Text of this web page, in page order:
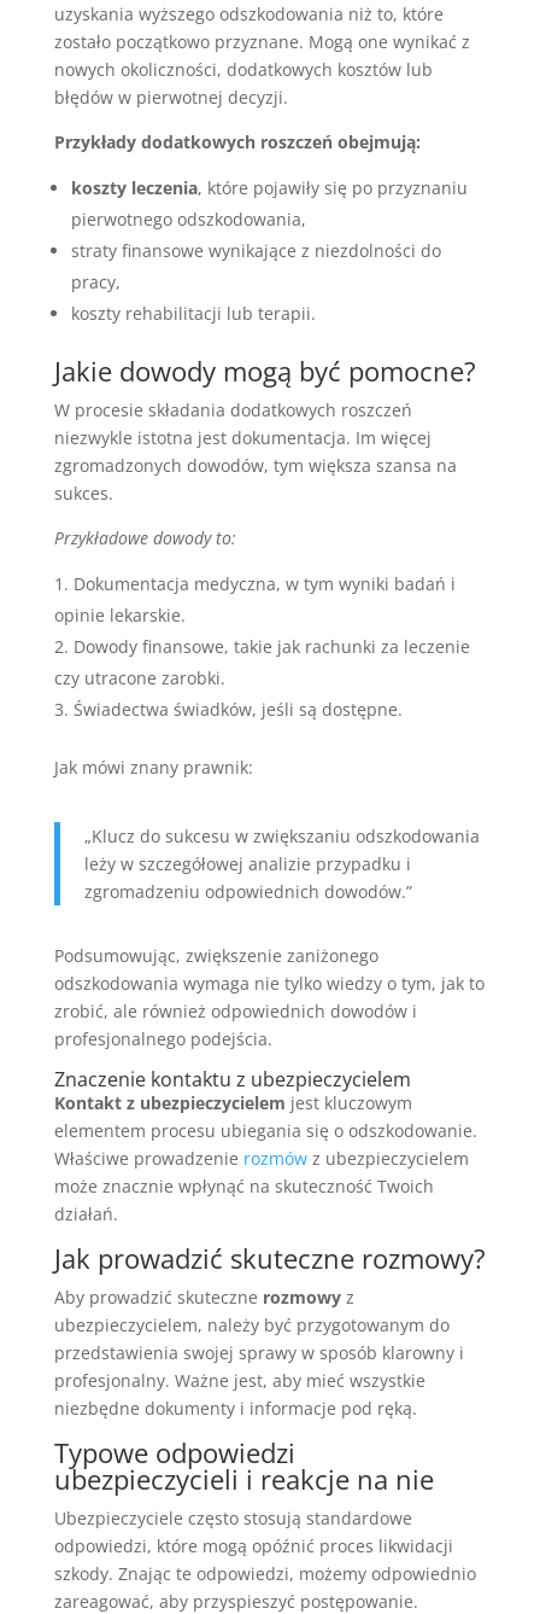
uzyskania wyższego odszkodowania niż to, które
zostało początkowo przyznane. Mogą one wynikać z
nowych okoliczności, dodatkowych kosztów lub
błędów w pierwotnej decyzji.
Przykłady dodatkowych roszczeń obejmują:
koszty leczenia, które pojawiły się po przyznaniu
pierwotnego odszkodowania,
straty finansowe wynikające z niezdolności do
pracy,
koszty rehabilitacji lub terapii.
Jakie dowody mogą być pomocne?
W procesie składania dodatkowych roszczeń
niezwykle istotna jest dokumentacja. Im więcej
zgromadzonych dowodów, tym większa szansa na
sukces.
Przykładowe dowody to:
Dokumentacja medyczna, w tym wyniki badań i
opinie lekarskie.
Dowody finansowe, takie jak rachunki za leczenie
czy utracone zarobki.
Świadectwa świadków, jeśli są dostępne.
Jak mówi znany prawnik:
„Klucz do sukcesu w zwiększaniu odszkodowania
leży w szczegółowej analizie przypadku i
zgromadzeniu odpowiednich dowodów.”
Podsumowując, zwiększenie zaniżonego
odszkodowania wymaga nie tylko wiedzy o tym, jak to
zrobić, ale również odpowiednich dowodów i
profesjonalnego podejścia.
Znaczenie kontaktu z ubezpieczycielem
Kontakt z ubezpieczycielem jest kluczowym
elementem procesu ubiegania się o odszkodowanie.
Właściwe prowadzenie rozmówz ubezpieczycielem
może znacznie wpłynąć na skuteczność Twoich
działań.
Jak prowadzić skuteczne rozmowy?
Aby prowadzić skuteczne rozmowyz
ubezpieczycielem, należy być przygotowanym do
przedstawienia swojej sprawy w sposób klarowny i
profesjonalny. Ważne jest, aby mieć wszystkie
niezbędne dokumenty i informacje pod ręką.
Typowe odpowiedzi
ubezpieczycieli i reakcje na nie
Ubezpieczyciele często stosują standardowe
odpowiedzi, które mogą opóźnić proces likwidacji
szkody. Znając te odpowiedzi, możemy odpowiednio
zareagować, aby przyspieszyć postępowanie.